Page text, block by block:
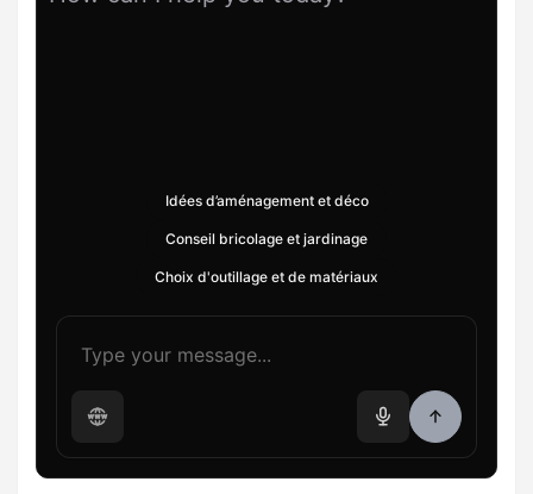
Idées d’aménagement et déco
Conseil bricolage et jardinage
Choix d'outillage et de matériaux